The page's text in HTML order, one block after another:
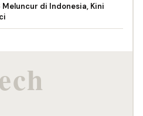
Meluncur di Indonesia, Kini